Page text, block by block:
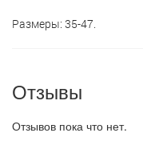
Размеры: 35-47.
Отзывы
Отзывов пока что нет.